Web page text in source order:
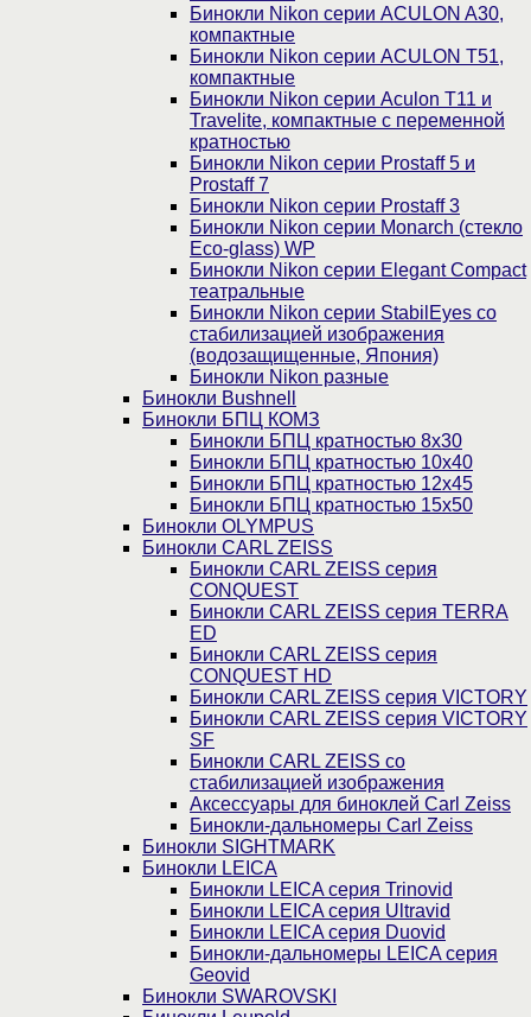
Бинокли Nikon серии ACULON A30,
компактные
Бинокли Nikon серии ACULON Т51,
компактные
Бинокли Nikon серии Aculon T11 и
Travelite, компактные с переменной
кратностью
Бинокли Nikon серии Prostaff 5 и
Prostaff 7
Бинокли Nikon серии Prostaff 3
Бинокли Nikon серии Monarch (стекло
Eco-glass) WP
Бинокли Nikon серии Elegant Compact
театральные
Бинокли Nikon серии StabilEyes со
стабилизацией изображения
(водозащищенные, Япония)
Бинокли Nikon разные
Бинокли Bushnell
Бинокли БПЦ КОМЗ
Бинокли БПЦ кратностью 8х30
Бинокли БПЦ кратностью 10х40
Бинокли БПЦ кратностью 12х45
Бинокли БПЦ кратностью 15х50
Бинокли OLYMPUS
Бинокли CARL ZEISS
Бинокли CARL ZEISS серия
CONQUEST
Бинокли CARL ZEISS серия TERRA
ED
Бинокли CARL ZEISS серия
CONQUEST HD
Бинокли CARL ZEISS серия VICTORY
Бинокли CARL ZEISS серия VICTORY
SF
Бинокли CARL ZEISS со
стабилизацией изображения
Аксессуары для биноклей Carl Zeiss
Бинокли-дальномеры Carl Zeiss
Бинокли SIGHTMARK
Бинокли LEICA
Бинокли LEICA серия Trinovid
Бинокли LEICA серия Ultravid
Бинокли LEICA серия Duovid
Бинокли-дальномеры LEICA серия
Geovid
Бинокли SWAROVSKI